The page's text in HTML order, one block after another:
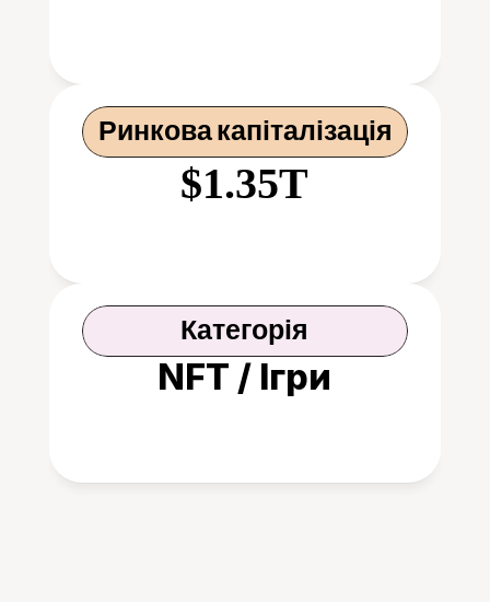
Ринкова капіталізація
$1.35T
Категорія
NFT / Ігри